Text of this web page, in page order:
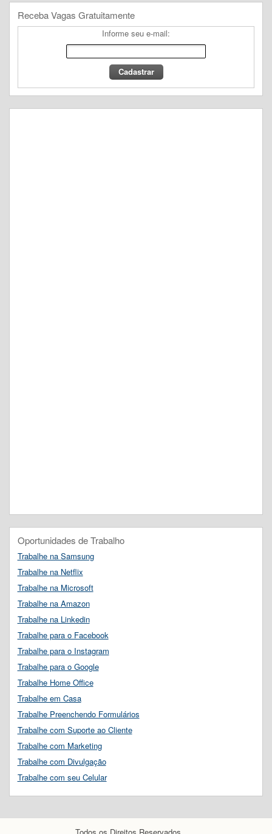
Receba Vagas Gratuitamente
Informe seu e-mail:
Oportunidades de Trabalho
Trabalhe na Samsung
Trabalhe na Netflix
Trabalhe na Microsoft
Trabalhe na Amazon
Trabalhe na Linkedin
Trabalhe para o Facebook
Trabalhe para o Instagram
Trabalhe para o Google
Trabalhe Home Office
Trabalhe em Casa
Trabalhe Preenchendo Formulários
Trabalhe com Suporte ao Cliente
Trabalhe com Marketing
Trabalhe com Divulgação
Trabalhe com seu Celular